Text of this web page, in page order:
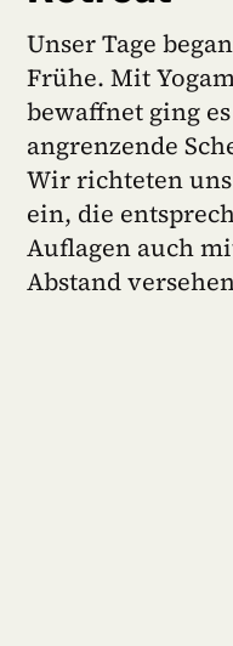
Unser Tage
Frühe. Mit
bewaffnet ging
angrenzende
Wir richteten
ein, die
Auflagen auch
Abstand